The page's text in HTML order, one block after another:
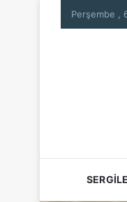
Perşembe ,